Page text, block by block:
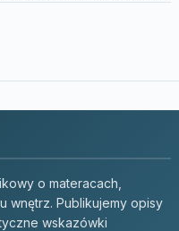
o materacach,
wnętrz. Publikujemy opisy
wskazówki